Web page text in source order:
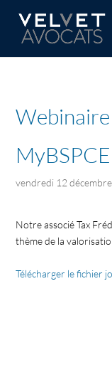
Webinaire
vendredi 12
Notre associé Tax
thème de la
Télécharger le fichier